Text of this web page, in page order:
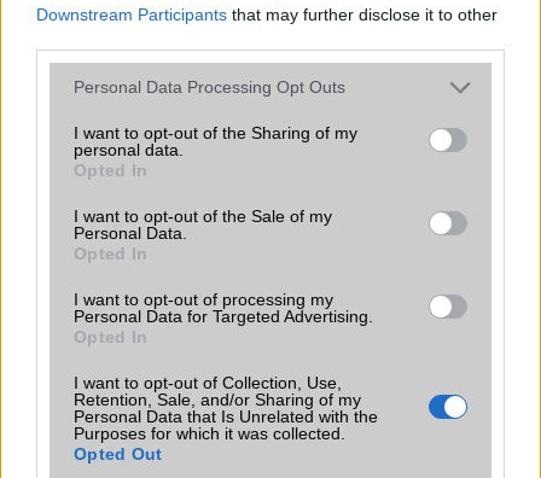
Downstream Participants that may further disclose it to other
Please note that this website/app uses one or more Google
not limited to your visit or usage behaviour. You may click to
grant or deny consent to Google and its third-party tags to
use your data for below specified purposes in below Google
consent section.
Personal Data Processing Opt Outs
I want to opt-out of the Sharing of my
personal data.
Opted In
I want to opt-out of the Sale of my
Personal Data.
Opted In
I want to opt-out of processing my
Personal Data for Targeted Advertising.
Opted In
I want to opt-out of Collection, Use,
Retention, Sale, and/or Sharing of my
Personal Data that Is Unrelated with the
Purposes for which it was collected.
Opted Out
2004-10-3 9:20:01 AM
te tudod :DD
Belfegor
2004-10-5 3:15:38 PM
Egy dologban teljesen egyetértek engage-gel...minden symbian-os,
alapból nem mp3 lejátszós telefonnál azt hozza fel mindenki, hogy
rá, és voilá, láss csodát...a 3650-esben sincs alapból mp3/mpeg4
lejátszás, és mégis...jéééé :)!